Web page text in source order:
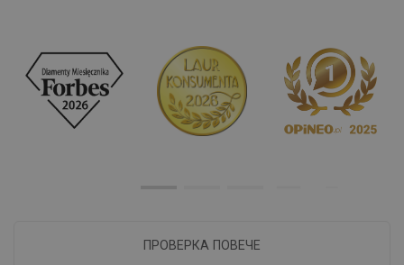
ПРОВЕРКА ПОВЕЧЕ